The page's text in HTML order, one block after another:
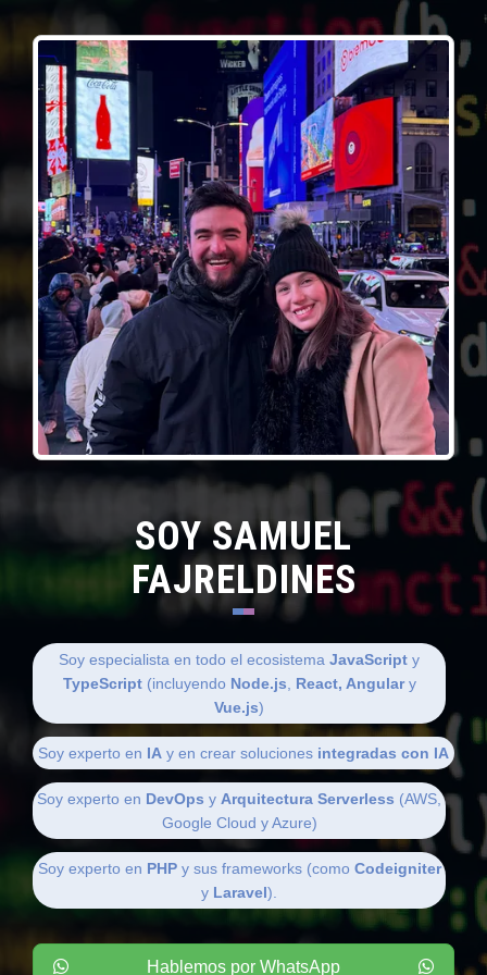
SOY SAMUEL
FAJRELDINES
Soy especialista en todo el ecosistema JavaScript y
TypeScript(incluyendo Node.js React, Angulary
Vue.js)
Soy experto en IA y en crear soluciones integradas con IA
Soy experto en DevOps y Arquitectura Serverless (AWS,
Google Cloud y Azure)
Soy experto en PHPy sus frameworks (como Codeigniter
y Laravel).
Hablemos por WhatsApp